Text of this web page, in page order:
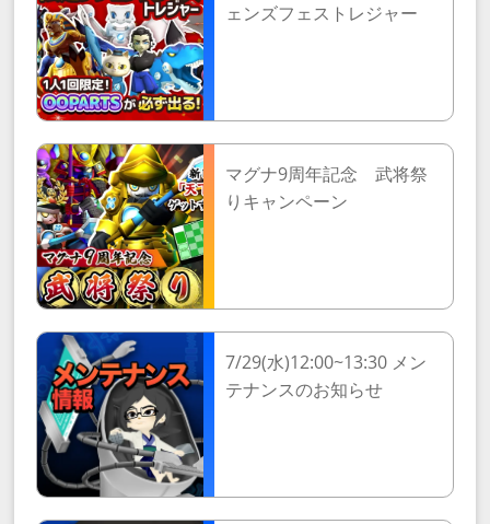
ェンズフェストレジャー
マグナ9周年記念 武将祭
りキャンペーン
7/29(水)12:00~13:30 メン
テナンスのお知らせ